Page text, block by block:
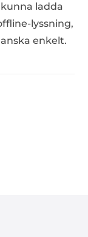
ladda
lyssning,
enkelt.